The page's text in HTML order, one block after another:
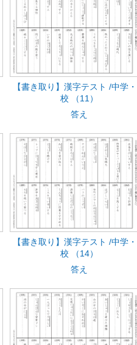
【書き取り】漢字テスト /中学
校 （11）
答え
【書き取り】漢字テスト /中学
校 （14）
答え